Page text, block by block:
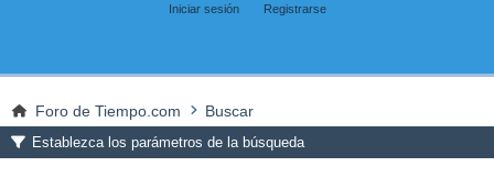
Iniciar sesión Registrarse
Foro de Tiempo.com Buscar
Establezca los parámetros de la búsqueda